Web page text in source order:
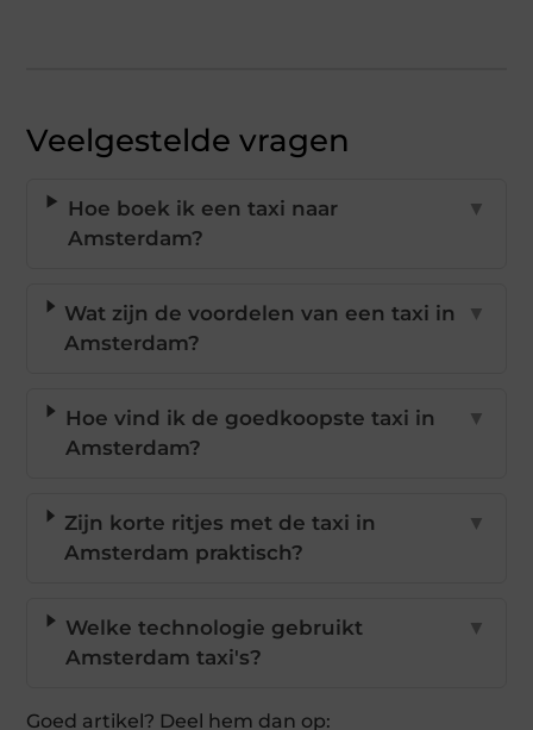
Veelgestelde vragen
Hoe boek ik een taxi naar
Amsterdam?
▼
Wat zijn de voordelen van een taxi in
Amsterdam?
▼
Hoe vind ik de goedkoopste taxi in
Amsterdam?
▼
Zijn korte ritjes met de taxi in
Amsterdam praktisch?
▼
Welke technologie gebruikt
Amsterdam taxi's?
▼
Goed artikel? Deel hem dan op: